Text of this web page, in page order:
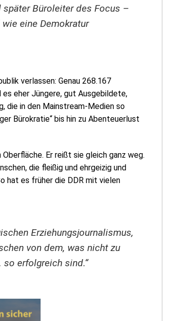
später Büroleiter des Focus –
eine Demokratur
verlassen: Genau 268.167
eher Jüngere, gut Ausgebildete,
die in den Mainstream-Medien so
Bürokratie“ bis hin zu Abenteuerlust
Er reißt sie gleich ganz weg.
die fleißig und ehrgeizig und
hat es früher die DDR mit vielen
Erziehungsjournalismus,
von dem, was nicht zu
erfolgreich sind.“